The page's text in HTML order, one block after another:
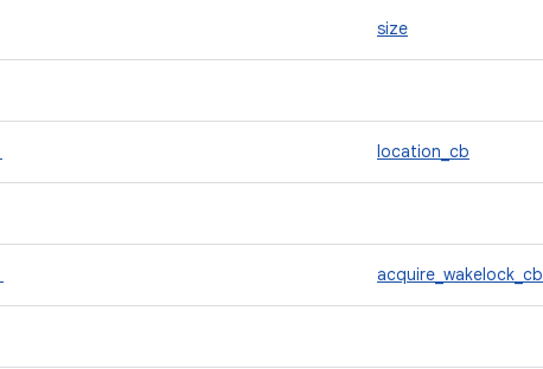
size
location_cb
acquire_wakelock_cb